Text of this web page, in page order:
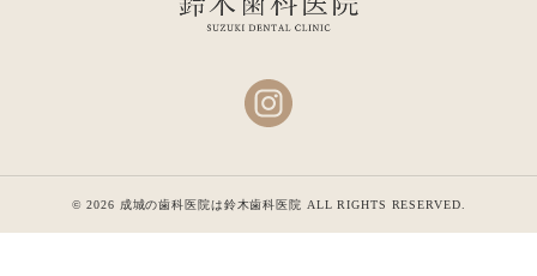
© 2026 成城の歯科医院は鈴木歯科医院 ALL RIGHTS RESERVED.